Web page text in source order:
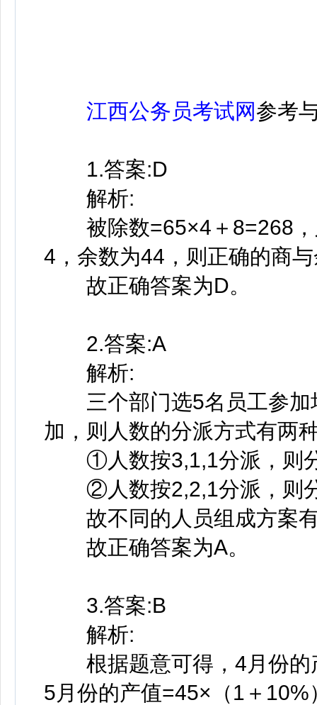
江西公务员考试网参考
1.答案:D
解析:
被除数=65×4＋8=268，
4，余数为44，则正确的商
故正确答案为D。
2.答案:A
解析:
三个部门选5名员工参加
加，则人数的分派方式有两
①人数按3,1,1分派，则
②人数按2,2,1分派，则
故不同的人员组成方案有
故正确答案为A。
3.答案:B
解析:
根据题意可得，4月份的
5月份的产值=45×（1＋10%